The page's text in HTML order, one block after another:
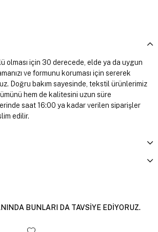
olması için 30 derecede, elde ya da uygun
ve formunu koruması için sererek
Doğru bakım sayesinde, tekstil ürünlerimiz
hem de kalitesini uzun süre
saat 16:00 ya kadar verilen siparişler
edilir.
BUNLARI DA TAVSIYE EDIYORUZ.